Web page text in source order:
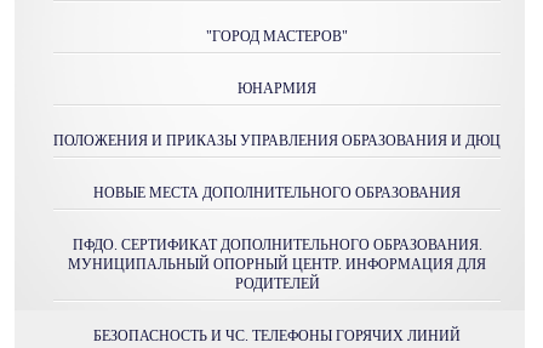
"ГОРОД МАСТЕРОВ"
ЮНАРМИЯ
ПОЛОЖЕНИЯ И ПРИКАЗЫ УПРАВЛЕНИЯ ОБРАЗОВАНИЯ И ДЮЦ
НОВЫЕ МЕСТА ДОПОЛНИТЕЛЬНОГО ОБРАЗОВАНИЯ
ПФДО. СЕРТИФИКАТ ДОПОЛНИТЕЛЬНОГО ОБРАЗОВАНИЯ.
МУНИЦИПАЛЬНЫЙ ОПОРНЫЙ ЦЕНТР. ИНФОРМАЦИЯ ДЛЯ
РОДИТЕЛЕЙ
БЕЗОПАСНОСТЬ И ЧС. ТЕЛЕФОНЫ ГОРЯЧИХ ЛИНИЙ